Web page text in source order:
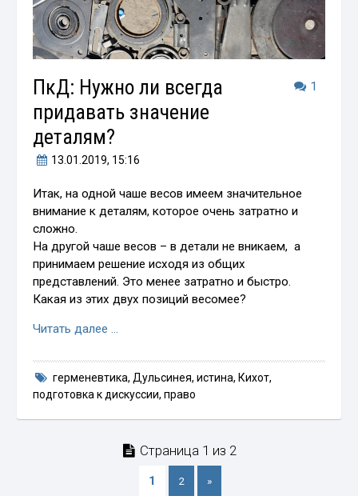
1
ПкД: Нужно ли всегда
придавать значение
деталям?
13.01.2019, 15:16
Итак, на одной чаше весов имеем значительное
внимание к деталям, которое очень затратно и
сложно.
На другой чаше весов – в детали не вникаем, а
принимаем решение исходя из общих
представлений. Это менее затратно и быстро.
Какая из этих двух позиций весомее?
Читать далее …
герменевтика, Дульсинея, истина, Кихот,
подготовка к дискуссии,право
Страница 1 из 2
1 2 »